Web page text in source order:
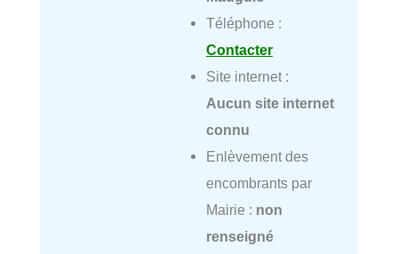
Téléphone :
Contacter
Site internet :
Aucun site internet
connu
Enlèvement des
encombrants par
Mairie : non
renseigné